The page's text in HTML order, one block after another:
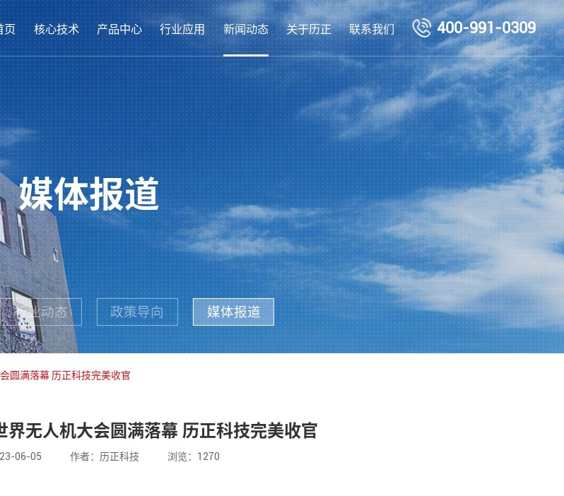
页 核心技术 产品中心 行业应用 新闻动态 关于历正 联系我们 400-991-0309
媒体报道
行业动态 政策导向 媒体报道
圆满落幕 历正科技完美收官
界无人机大会圆满落幕 历正科技完美收官
06-05 作者：历正科技 浏览：1270